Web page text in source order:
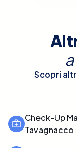
a
Scopri
Check-Up
Tavagnacco